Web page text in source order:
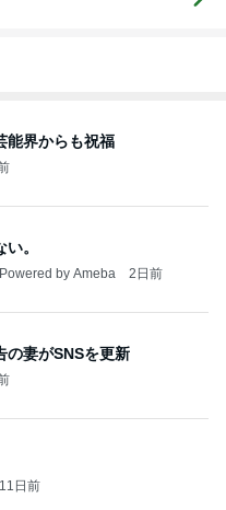
能界からも祝福
。
by Ameba 2日前
の妻がSNSを更新
11日前